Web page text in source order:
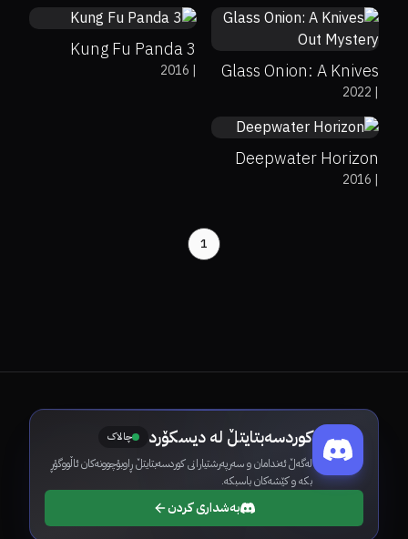
Glass Onion: A Knives
Out Mystery|
2022
Kung Fu Panda 3
|
2016 7.1
83%
68%
Deepwater Horizon
|
2016
1
کوردسەبتایتڵ لە دیسکۆرد چالاک
لەگەڵ ئەندامان و سەرپەرشتیارانی کوردسەبتایتڵ ڕاوبۆچوونەکان ئاڵووگۆڕ
بکە و کێشەکان باسبکە.
بەشداری کردن